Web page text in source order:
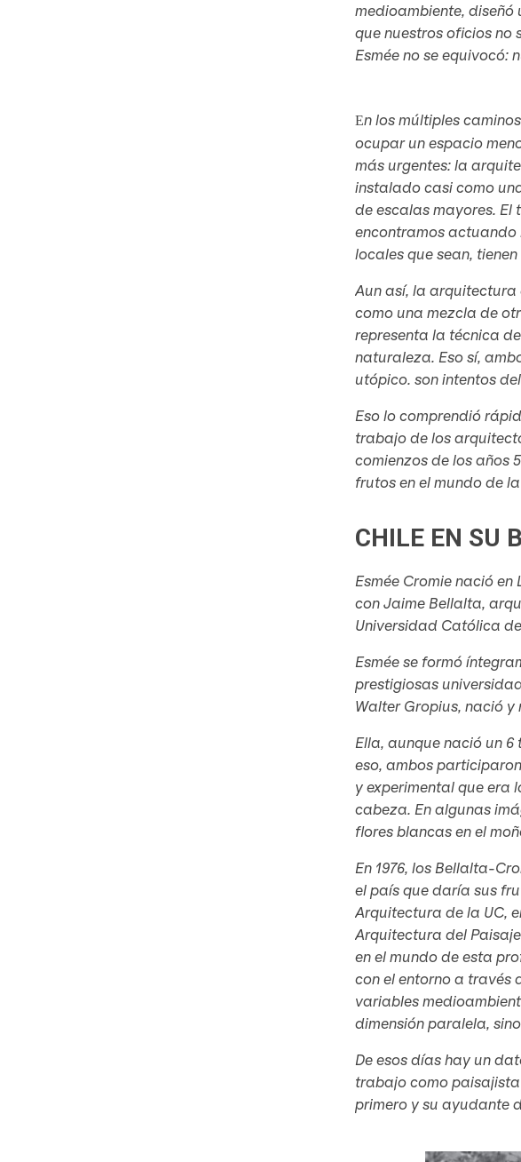
medioambiente,
que nuestros oficios no
Esmée no se
En los múltiples
ocupar un espacio
más urgentes: la
instalado casi como
de escalas mayores. El
encontramos actuando
locales que sean,
Aun así, la arquitectura
como una mezcla de
representa la técnica
naturaleza. Eso sí,
utópico. son intentos
Eso lo comprendió
trabajo de los
comienzos de los años
frutos en el mundo de
CHILE EN SU
Esmée Cromie nació
con Jaime Bellalta,
Universidad Católica
Esmée se formó
prestigiosas
Walter Gropius, nació y
Ella, aunque nació un
eso, ambos
y experimental que era
cabeza. En algunas
flores blancas en el
En 1976, los Bellalta-
el país que daría sus
Arquitectura de la UC,
Arquitectura del
en el mundo de esta
con el entorno a través
variables
dimensión paralela,
De esos días hay un
trabajo como
primero y su ayudante